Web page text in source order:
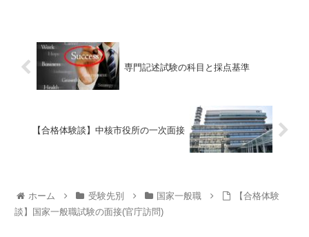
専門記述試験の科目と採点基準
【合格体験談】中核市役所の一次面接
ホーム 受験先別 国家一般職
【合格体験
談】国家一般職試験の面接(官庁訪問)